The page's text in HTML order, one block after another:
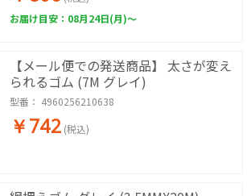
お届け目安：08月24日(月)～
【メール便での発送商品】 太さが変え
られるゴム (7M グレイ)
型番： 4960256210638
￥742 (税込)